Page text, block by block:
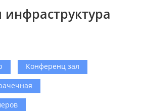
инфраструктура
Конференц зал